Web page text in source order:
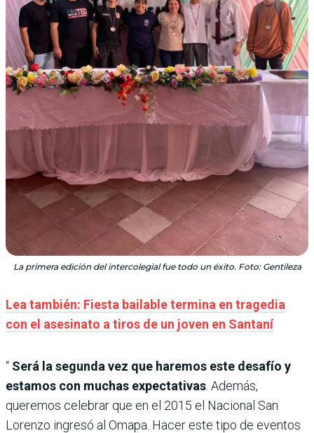
La primera edición del intercolegial fue todo un éxito. Foto: Gentileza
Lea también: Fiesta bailable termina en tragedia
con el asesinato a tiros de un joven en Santaní
“ Será la segunda vez que haremos este desafío y
estamos con muchas expectativas . Además,
queremos celebrar que en el 2015 el Nacional San
Lorenzo ingresó al Omapa. Hacer este tipo de eventos